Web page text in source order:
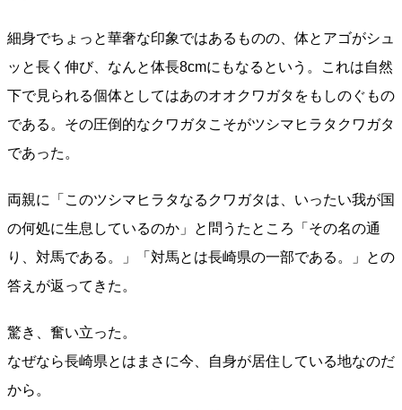
細身でちょっと華奢な印象ではあるものの、体とアゴがシュ
ッと長く伸び、なんと体長8cmにもなるという。これは自然
下で見られる個体としてはあのオオクワガタをもしのぐもの
である。その圧倒的なクワガタこそがツシマヒラタクワガタ
であった。
両親に「このツシマヒラタなるクワガタは、いったい我が国
の何処に生息しているのか」と問うたところ「その名の通
り、対馬である。」「対馬とは長崎県の一部である。」との
答えが返ってきた。
驚き、奮い立った。
なぜなら長崎県とはまさに今、自身が居住している地なのだ
から。